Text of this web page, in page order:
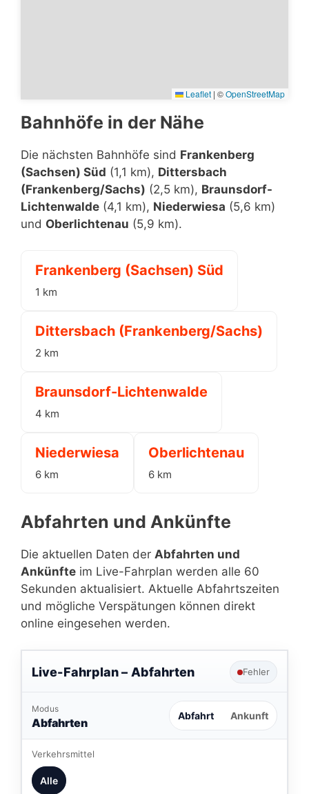
Leaflet | ©OpenStreetMap
Bahnhöfe in der Nähe
Die nächsten Bahnhöfe sind Frankenberg
(Sachsen) Süd (1,1 km), Dittersbach
(Frankenberg/Sachs) (2,5 km), Braunsdorf-
Lichtenwalde (4,1 km), Niederwiesa (5,6 km)
und Oberlichtenau (5,9 km).
Frankenberg (Sachsen) Süd
1 km
Dittersbach (Frankenberg/Sachs)
2 km
Braunsdorf-Lichtenwalde
4 km
Niederwiesa
6 km
Oberlichtenau
6 km
Abfahrten und Ankünfte
Die aktuellen Daten der Abfahrten und
Ankünfte im Live-Fahrplan werden alle 60
Sekunden aktualisiert. Aktuelle Abfahrtszeiten
und mögliche Verspätungen können direkt
online eingesehen werden.
Live-Fahrplan – Abfahrten Fehler
Modus
Abfahrten Abfahrt Ankunft
Verkehrsmittel
Alle